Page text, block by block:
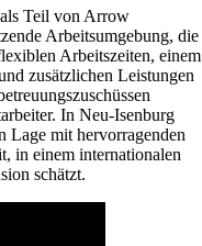
Teil von Arrow
Arbeitsumgebung, die
Arbeitszeiten, einem
zusätzlichen Leistungen
In Neu-Isenburg
Lage mit hervorragenden
in einem internationalen
schätzt.